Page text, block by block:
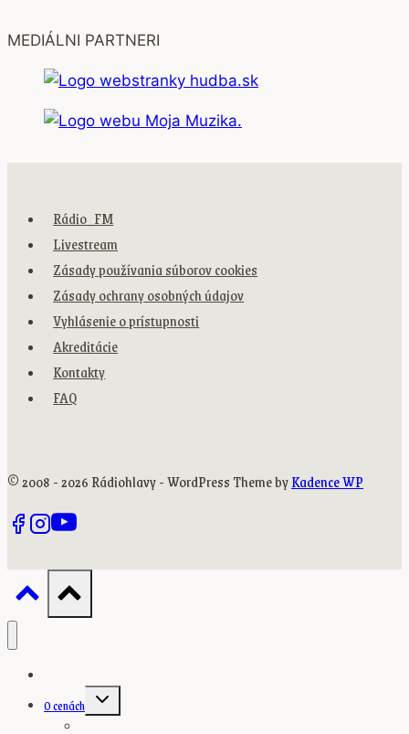
MEDIÁLNI PARTNERI
Rádio_FM
Livestream
Zásady používania súborov cookies
Zásady ochrany osobných údajov
Vyhlásenie o prístupnosti
Akreditácie
Kontakty
FAQ
© 2008 - 2026 Rádiohlavy - WordPress Theme byKadence WP
O cenách
Toggle